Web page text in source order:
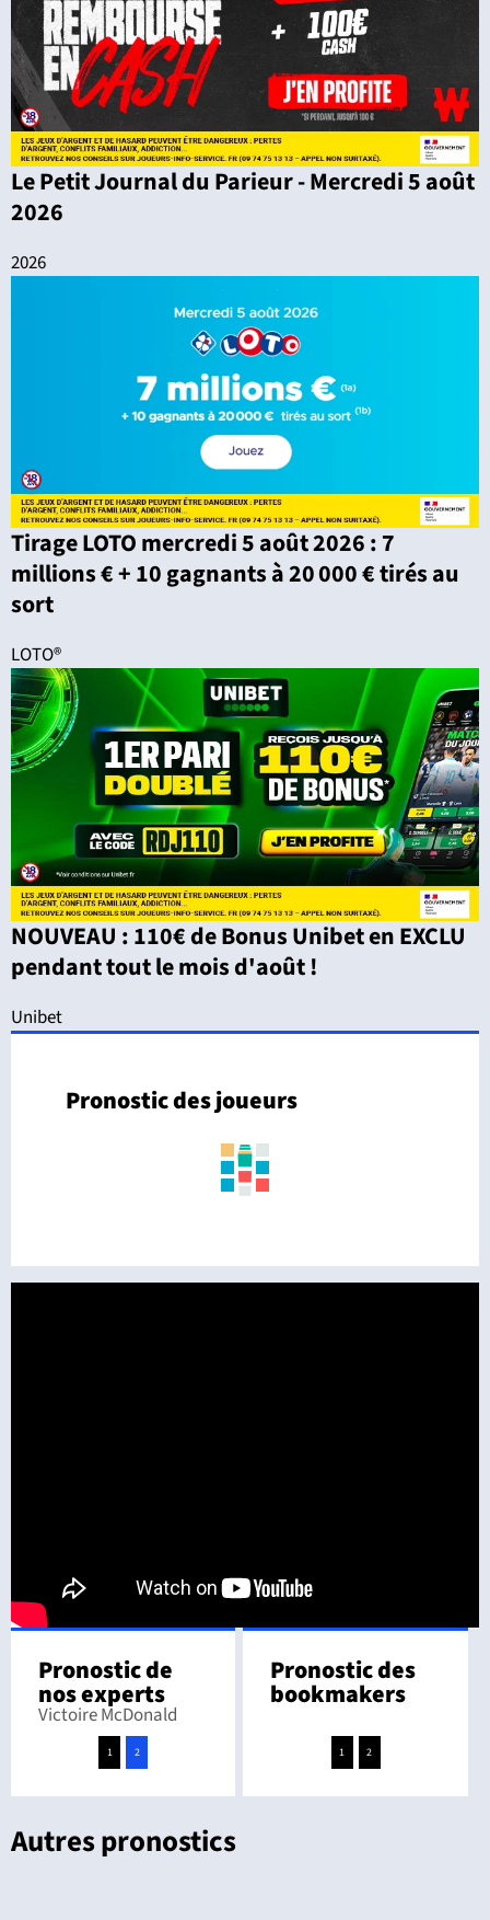
Le Petit Journal du Parieur - Mercredi 5 août
2026
2026
Tirage LOTO mercredi 5 août 2026 : 7
millions € + 10 gagnants à 20 000 € tirés au
sort
LOTO®
NOUVEAU : 110€ de Bonus Unibet en EXCLU
pendant tout le mois d'août !
Unibet
Pronostic des joueurs
Pronostic de
nos experts
Victoire McDonald
1 2
Pronostic des
bookmakers
1 2
Autres pronostics